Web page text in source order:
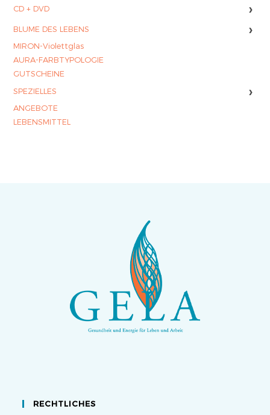
CD + DVD ›
BLUME DES LEBENS ›
MIRON-Violettglas
AURA-FARBTYPOLOGIE
GUTSCHEINE
SPEZIELLES
›
ANGEBOTE
LEBENSMITTEL
RECHTLICHES